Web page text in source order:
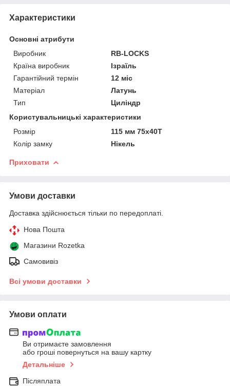
Характеристики
Основні атрибути
Виробник
RB-LOCKS
Країна виробник
Ізраїль
Гарантійний термін
12 міс
Матеріал
Латунь
Тип
Циліндр
Користувальницькі характеристики
Розмір
115 мм 75x40Т
Колір замку
Нікель
Приховати
Умови доставки
Доставка здійснюється тільки по передоплаті.
Нова Пошта
Магазини Rozetka
Самовивіз
Всі умови доставки
Умови оплати
Ви отримаєте замовлення
або гроші повернуться на вашу картку
Детальніше
Післяплата